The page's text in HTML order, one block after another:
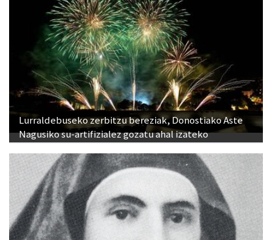
Lurraldebuseko zerbitzu bereziak, Donostiako Aste
Nagusiko su-artifizialez gozatu ahal izateko